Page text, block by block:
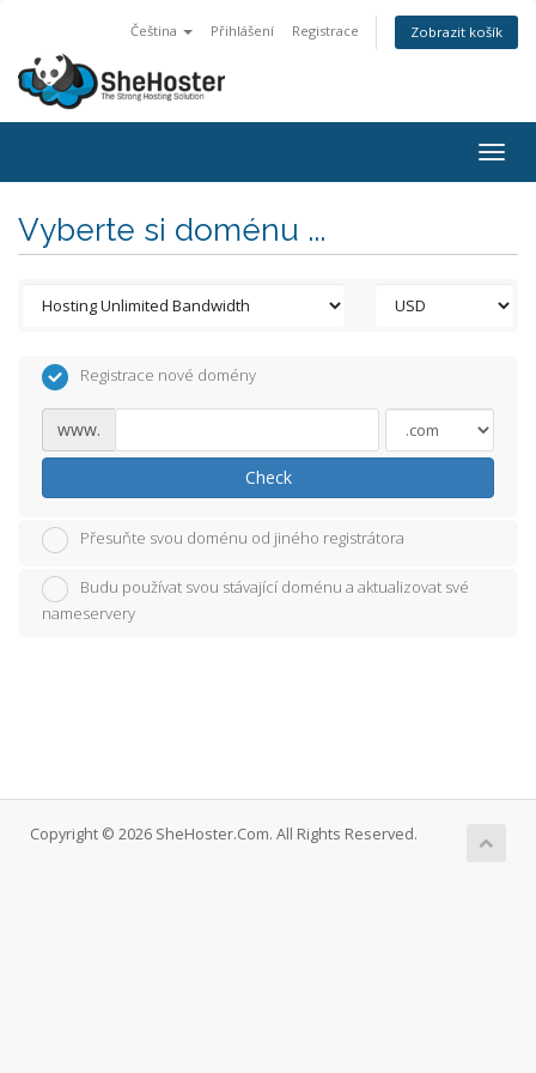
Čeština Přihlášení Registrace Zobrazit košík
Vyberte si doménu ...
Registrace nové domény
www.
Check
Přesuňte svou doménu od jiného registrátora
Budu používat svou stávající doménu a aktualizovat své
nameservery
Copyright © 2026 SheHoster.Com. All Rights Reserved.